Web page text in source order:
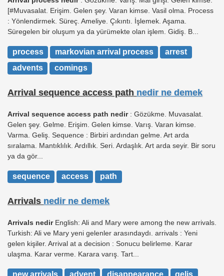
[#Muvasalat. Erişim. Gelen şey. Varan kimse. Vasil olma. Process
: Yönlendirmek. Süreç. Ameliye. Çıkıntı. İşlemek. Aşama.
Süregelen bir oluşum ya da yürümekte olan işlem. Gidiş. B...
process markovian arrival process
arrest
advents
comings
Arrival sequence access path nedir ne demek
Arrival sequence access path nedir: Gözükme. Muvasalat.
Gelen şey. Gelme. Erişim. Gelen kimse. Varış. Varan kimse.
Varma. Geliş. Sequence : Birbiri ardından gelme. Art arda
sıralama. Mantıklılık. Ardıllık. Seri. Ardaşlık. Art arda seyir. Bir soru
ya da gör...
sequence access path
Arrivals nedir ne demek
Arrivals nedirEnglish: Ali and Mary were among the new arrivals.
Turkish: Ali ve Mary yeni gelenler arasındaydı. arrivals : Yeni
gelen kişiler. Arrival at a decision : Sonucu belirleme. Karar
ulaşma. Karar verme. Karara varış. Tart...